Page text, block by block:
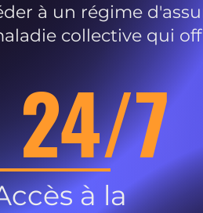
à un régime
collective qui
24/7
à la